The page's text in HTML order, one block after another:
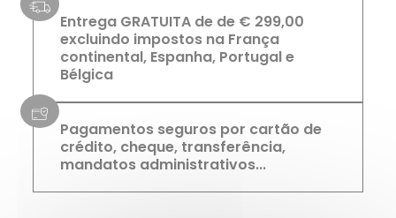
Entrega GRATUITA de de € 299,00
excluindo impostos na França
continental, Espanha, Portugal e
Bélgica
Pagamentos seguros por cartão de
crédito, cheque, transferência,
mandatos administrativos...